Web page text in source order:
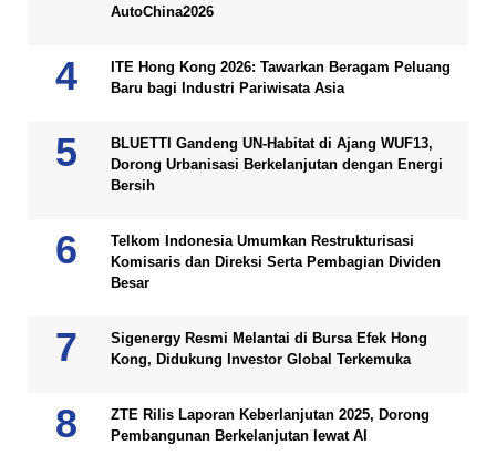
AutoChina2026
ITE Hong Kong 2026: Tawarkan Beragam Peluang
Baru bagi Industri Pariwisata Asia
BLUETTI Gandeng UN-Habitat di Ajang WUF13,
Dorong Urbanisasi Berkelanjutan dengan Energi
Bersih
Telkom Indonesia Umumkan Restrukturisasi
Komisaris dan Direksi Serta Pembagian Dividen
Besar
Sigenergy Resmi Melantai di Bursa Efek Hong
Kong, Didukung Investor Global Terkemuka
ZTE Rilis Laporan Keberlanjutan 2025, Dorong
Pembangunan Berkelanjutan lewat AI